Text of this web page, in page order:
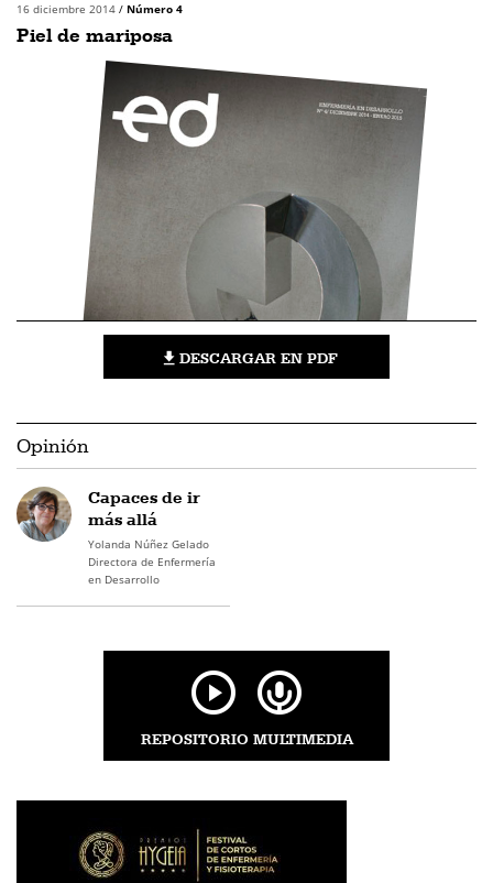
16 diciembre 2014 / Número 4
Piel de mariposa
DESCARGAR EN PDF
Opinión
Capaces de ir
más allá
Yolanda Núñez Gelado
Directora de Enfermería
en Desarrollo
REPOSITORIO MULTIMEDIA